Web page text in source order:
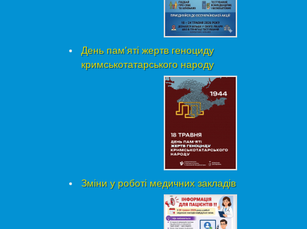
День пам'яті жертв геноциду
кримськотатарського народу
Зміни у роботі медичних закладів